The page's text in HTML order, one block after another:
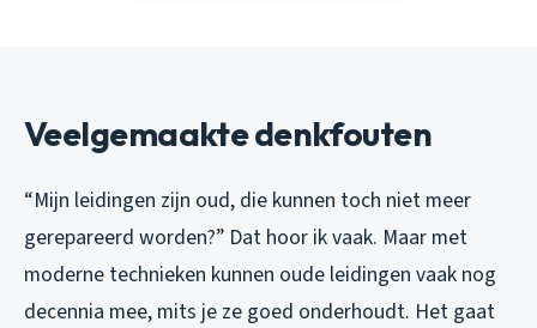
Veelgemaakte denkfouten
“Mijn leidingen zijn oud, die kunnen toch niet meer
gerepareerd worden?” Dat hoor ik vaak. Maar met
moderne technieken kunnen oude leidingen vaak nog
decennia mee, mits je ze goed onderhoudt. Het gaat